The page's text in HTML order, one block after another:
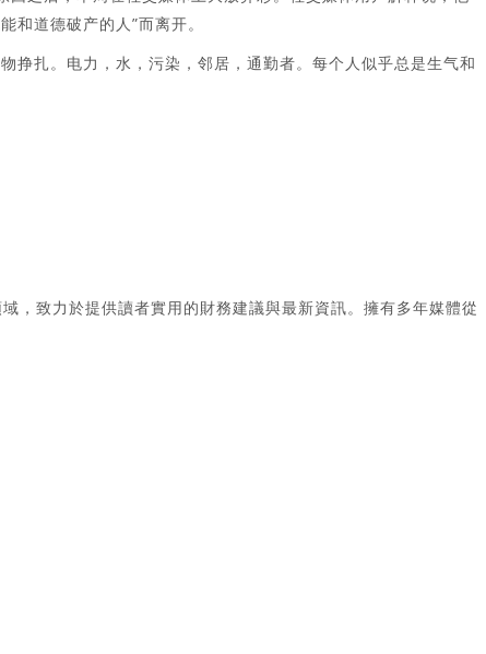
和道德破产的人”而离开。
挣扎。电力，水，污染，邻居，通勤者。每个人似乎总是生气和
，致力於提供讀者實用的財務建議與最新資訊。擁有多年媒體從